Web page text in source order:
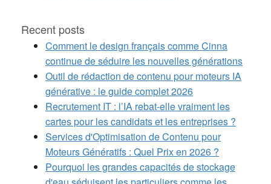
Recent posts
Comment le design français comme Cinna
continue de séduire les nouvelles générations
Outil de rédaction de contenu pour moteurs IA
générative : le guide complet 2026
Recrutement IT : l’IA rebat-elle vraiment les
cartes pour les candidats et les entreprises ?
Services d'Optimisation de Contenu pour
Moteurs Génératifs : Quel Prix en 2026 ?
Pourquoi les grandes capacités de stockage